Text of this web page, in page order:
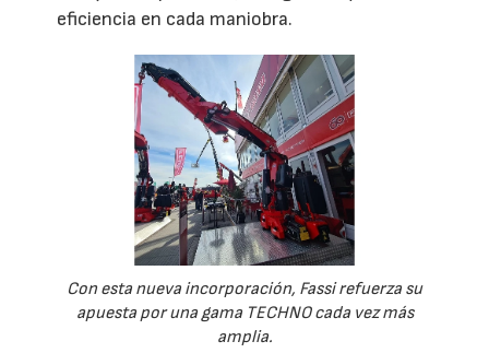
eficiencia en cada maniobra.
Con esta nueva incorporación, Fassi refuerza su
apuesta por una gama TECHNO cada vez más
amplia.